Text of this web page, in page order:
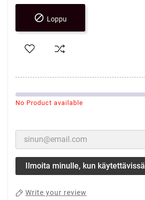
 Loppu
No Product available
Ilmoita minulle, kun käytettävissä
Write your review